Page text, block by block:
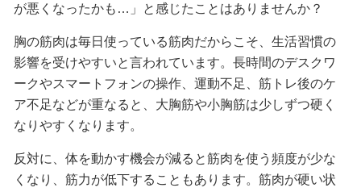
が悪くなったかも…」と感じたことはありませんか？
胸の筋肉は毎日使っている筋肉だからこそ、生活習慣の
影響を受けやすいと言われています。長時間のデスクワ
ークやスマートフォンの操作、運動不足、筋トレ後のケ
ア不足などが重なると、大胸筋や小胸筋は少しずつ硬く
なりやすくなります。
反対に、体を動かす機会が減ると筋肉を使う頻度が少な
くなり、筋力が低下することもあります。筋肉が硬い状